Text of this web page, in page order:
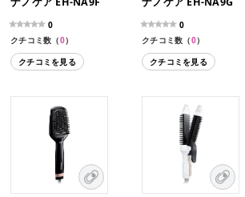
0
クチコミ数（0）
クチコミを見る
0
クチコミ数（0）
クチコミを見る